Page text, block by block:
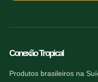
Conexão Tropical
Produtos brasileiros na